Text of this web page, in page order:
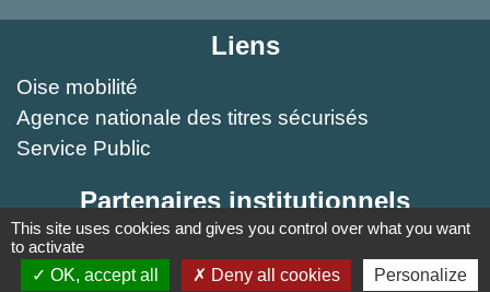
Liens
Oise mobilité
Agence nationale des titres sécurisés
Service Public
Partenaires institutionnels
Région Hauts-de-France
This site uses cookies and gives you control over what you want
to activate
OK, accept all
Deny all cookies Personalize